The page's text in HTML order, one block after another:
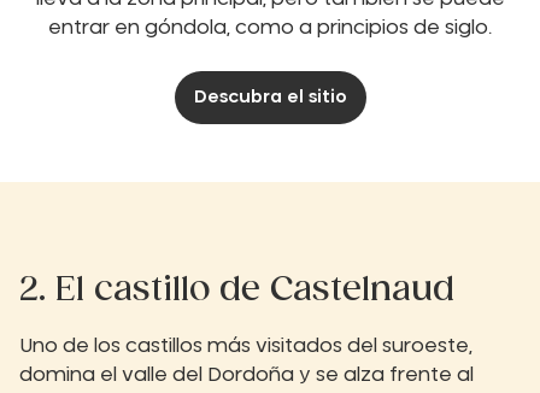
entrar en góndola, como a principios de siglo.
Descubra el sitio
2. El castillo de Castelnaud
Uno de los castillos más visitados del suroeste,
domina el valle del Dordoña y se alza frente al